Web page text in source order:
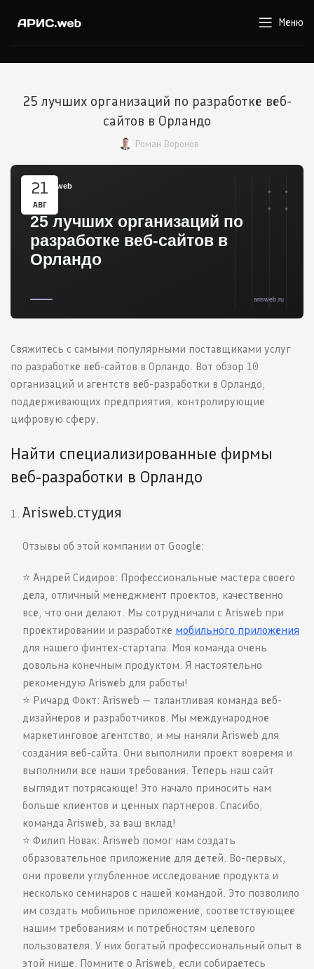
Меню
25 лучших организаций по разработке веб-
сайтов в Орландо
Роман Воронов
21
АВГ
Свяжитесь с самыми популярными поставщиками услуг
по разработке веб-сайтов в Орландо. Вот обзор 10
организаций и агентств веб-разработки в Орландо,
поддерживающих предприятия, контролирующие
цифровую сферу.
Найти специализированные фирмы
веб-разработки в Орландо
Arisweb.студия
Отзывы об этой компании от Google:
⭐️ Андрей Сидиров: Профессиональные мастера своего
дела, отличный менеджмент проектов, качественно
все, что они делают. Мы сотрудничали с Arisweb при
проектировании и разработке мобильного приложения
для нашего финтех-стартапа. Моя команда очень
довольна конечным продуктом. Я настоятельно
рекомендую Arisweb для работы!
⭐️ Ричард Фокт: Arisweb — талантливая команда веб-
дизайнеров и разработчиков. Мы международное
маркетинговое агентство, и мы наняли Arisweb для
создания веб-сайта. Они выполнили проект вовремя и
выполнили все наши требования. Теперь наш сайт
выглядит потрясающе! Это начало приносить нам
больше клиентов и ценных партнеров. Спасибо,
команда Arisweb, за ваш вклад!
⭐️ Филип Новак: Arisweb помог нам создать
образовательное приложение для детей. Во-первых,
они провели углубленное исследование продукта и
несколько семинаров с нашей командой. Это позволило
им создать мобильное приложение, соответствующее
нашим требованиям и потребностям целевого
пользователя. У них богатый профессиональный опыт в
этой нише. Помните о Arisweb, если собираетесь